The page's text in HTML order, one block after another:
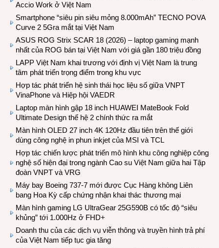
Accio Work ở Việt Nam
Smartphone “siêu pin siêu mỏng 8.000mAh” TECNO POVA
Curve 2 5Gra mắt tại Việt Nam
ASUS ROG Strix SCAR 18 (2026) – laptop gaming mạnh
nhất của ROG bán tại Việt Nam với giá gần 180 triệu đồng
LAPP Việt Nam khai trương với định vị Việt Nam là trung
tâm phát triển trọng điểm trong khu vực
Hợp tác phát triển hệ sinh thái học liệu số giữa VNPT
VinaPhone và Hiệp hội VAEDR
Laptop màn hình gập 18 inch HUAWEI MateBook Fold
Ultimate Design thế hệ 2 chính thức ra mắt
Màn hình OLED 27 inch 4K 120Hz đầu tiên trên thế giới
dùng công nghệ in phun inkjet của MSI và TCL
Hợp tác chiến lược phát triển mô hình khu công nghiệp công
nghệ số hiện đại trong ngành Cao su Việt Nam giữa hai Tập
đoàn VNPT và VRG
Máy bay Boeing 737-7 mới được Cục Hàng không Liên
bang Hoa Kỳ cấp chứng nhận khai thác thương mại
Màn hình gaming LG UltraGear 25G590B có tốc độ “siêu
khủng” tới 1.000Hz ở FHD+
Doanh thu của các dịch vụ viễn thông và truyền hình trả phí
của Việt Nam tiếp tục gia tăng